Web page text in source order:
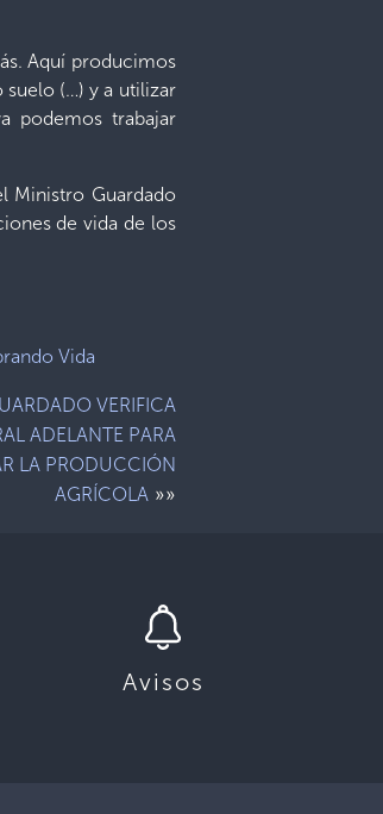
Aquí producimos
suelo (…) y a utilizar
podemos trabajar
Ministro Guardado
de vida de los
Vida
VERIFICA
ADELANTE PARA
LA PRODUCCIÓN
AGRÍCOLA»»
Avisos